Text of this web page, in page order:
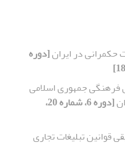
در ایران[دوره
فرهنگی جمهوری اسلامی
[دوره 6، شماره 20،
قوانین تبلیغات تجاری